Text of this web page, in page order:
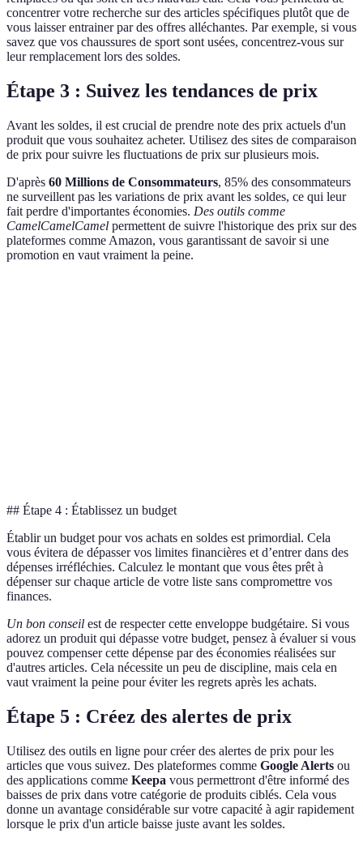
concentrer votre recherche sur des articles spécifiques plutôt que de
vous laisser entrainer par des offres alléchantes. Par exemple, si vous
savez que vos chaussures de sport sont usées, concentrez-vous sur
leur remplacement lors des soldes.
Étape 3 : Suivez les tendances de prix
Avant les soldes, il est crucial de prendre note des prix actuels d'un
produit que vous souhaitez acheter. Utilisez des sites de comparaison
de prix pour suivre les fluctuations de prix sur plusieurs mois.
D'après 60 Millions de Consommateurs, 85% des consommateurs
ne surveillent pas les variations de prix avant les soldes, ce qui leur
fait perdre d'importantes économies. Des outils comme
CamelCamelCamel permettent de suivre l'historique des prix sur des
plateformes comme Amazon, vous garantissant de savoir si une
promotion en vaut vraiment la peine.
## Étape 4 : Établissez un budget
Établir un budget pour vos achats en soldes est primordial. Cela
vous évitera de dépasser vos limites financières et d’entrer dans des
dépenses irréfléchies. Calculez le montant que vous êtes prêt à
dépenser sur chaque article de votre liste sans compromettre vos
finances.
Un bon conseil est de respecter cette enveloppe budgétaire. Si vous
adorez un produit qui dépasse votre budget, pensez à évaluer si vous
pouvez compenser cette dépense par des économies réalisées sur
d'autres articles. Cela nécessite un peu de discipline, mais cela en
vaut vraiment la peine pour éviter les regrets après les achats.
Étape 5 : Créez des alertes de prix
Utilisez des outils en ligne pour créer des alertes de prix pour les
articles que vous suivez. Des plateformes comme Google Alerts ou
des applications comme Keepa vous permettront d'être informé des
baisses de prix dans votre catégorie de produits ciblés. Cela vous
donne un avantage considérable sur votre capacité à agir rapidement
lorsque le prix d'un article baisse juste avant les soldes.